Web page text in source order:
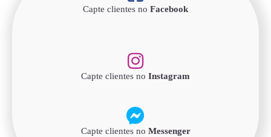
Capte clientes no Facebook
Capte clientes no Instagram
Capte clientes no Messenger